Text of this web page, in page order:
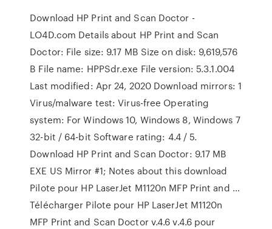
Download HP Print and Scan Doctor -
LO4D.com Details about HP Print and Scan
Doctor: File size: 9.17 MB Size on disk: 9,619,576
B File name: HPPSdr.exe File version: 5.3.1.004
Last modified: Apr 24, 2020 Download mirrors: 1
Virus/malware test: Virus-free Operating
system: For Windows 10, Windows 8, Windows 7
32-bit / 64-bit Software rating: 4.4 / 5.
Download HP Print and Scan Doctor: 9.17 MB
EXE US Mirror #1; Notes about this download
Pilote pour HP LaserJet M1120n MFP Print and …
Télécharger Pilote pour HP LaserJet M1120n
MFP Print and Scan Doctor v.4.6 v.4.6 pour